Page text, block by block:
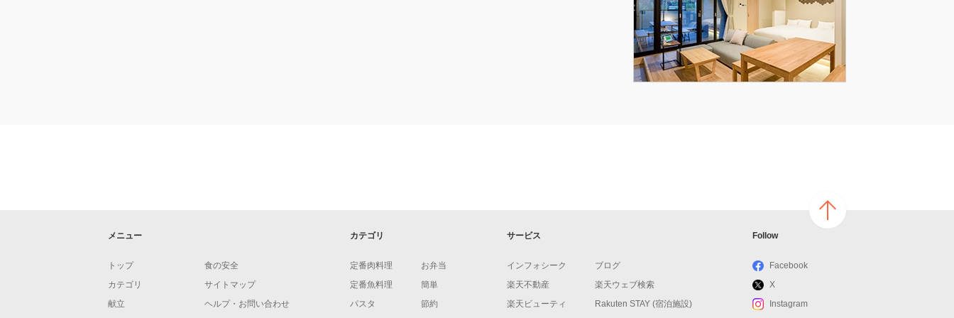
メニュー
トップ
カテゴリ
献立
食の安全
サイトマップ
ヘルプ・お問い合わせ
カテゴリ
定番肉料理
定番魚料理
パスタ
お弁当
簡単
節約
サービス
インフォシーク
楽天不動産
楽天ビューティ
ブログ
楽天ウェブ検索
Rakuten STAY (宿泊施設)
Follow
Facebook
X
Instagram